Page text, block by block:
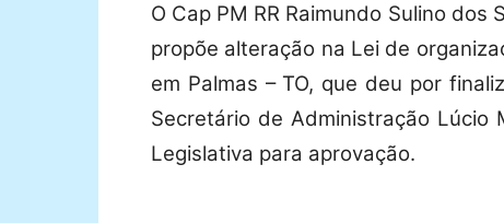
O Cap PM RR Raimundo Sulino
propõe alteração na Lei de
em Palmas – TO, que deu por
Secretário de Administração
Legislativa para aprovação.